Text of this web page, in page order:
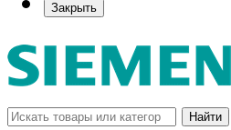
Закрыть
Найти